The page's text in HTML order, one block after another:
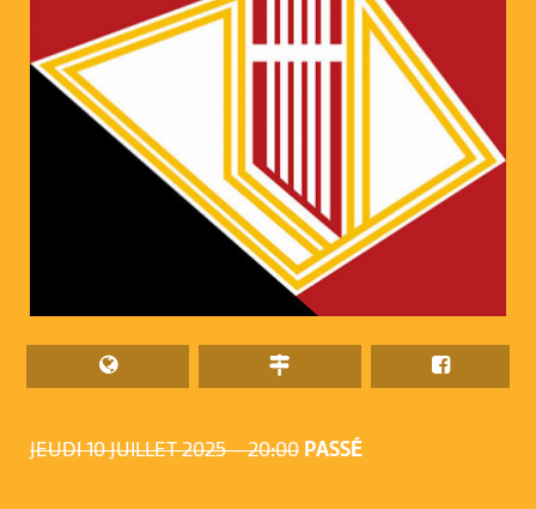
JEUDI 10 JUILLET 2025 – 20:00 PASSÉ